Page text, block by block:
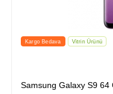
İndirimli Kargo Bedava
Samsung Galaxy J7